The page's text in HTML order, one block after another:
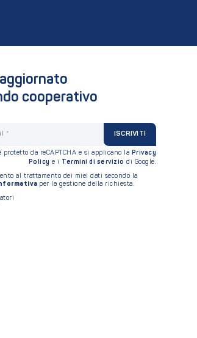
cooperativo
ISCRIVITI
protetto da reCAPTCHA e si applicano la Privacy
Policy e i Termini di servizio di Google.
al trattamento dei miei dati secondo la
per la gestione della richiesta.